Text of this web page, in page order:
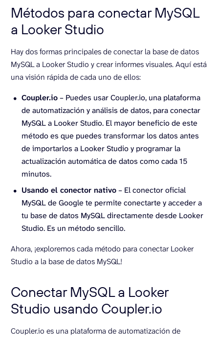
Métodos para conectar MySQL
a Looker Studio
Hay dos formas principales de conectar la base de datos
MySQL a Looker Studio y crear informes visuales. Aquí está
una visión rápida de cada uno de ellos:
Coupler.io– Puedes usar Coupler.io, una plataforma
de automatización y análisis de datos, para conectar
MySQL a Looker Studio. El mayor beneficio de este
método es que puedes transformar los datos antes
de importarlos a Looker Studio y programar la
actualización automática de datos como cada 15
minutos.
Usando el conector nativo– El conector oficial
MySQL de Google te permite conectarte y acceder a
tu base de datos MySQL directamente desde Looker
Studio. Es un método sencillo.
Ahora, ¡exploremos cada método para conectar Looker
Studio a la base de datos MySQL!
Conectar MySQL a Looker
Studio usando Coupler.io
Coupler.io es una plataforma de automatización de